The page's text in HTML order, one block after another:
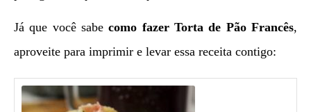
Já que você sabecomo fazer Torta de Pão Francês,
aproveite para imprimir e levar essa receita contigo: